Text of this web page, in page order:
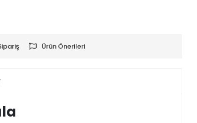
Ürün Önerileri